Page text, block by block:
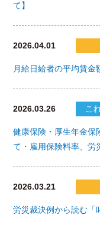
て】
2026.04.01
月給日給者の平均賃金
2026.03.26 こ
健康保険・厚生年金保
て・雇用保険料率、労
2026.03.21
労災裁決例から読む「